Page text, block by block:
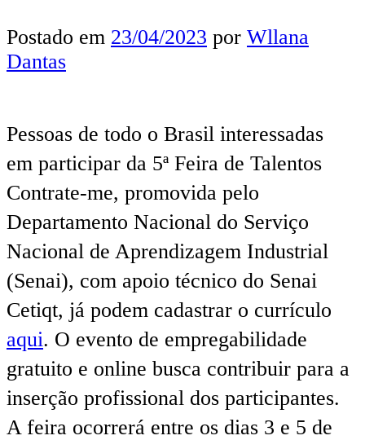
Postado em 23/04/2023 por Wllana
Dantas
Pessoas de todo o Brasil interessadas
em participar da 5ª Feira de Talentos
Contrate-me, promovida pelo
Departamento Nacional do Serviço
Nacional de Aprendizagem Industrial
(Senai), com apoio técnico do Senai
Cetiqt, já podem cadastrar o currículo
aqui. O evento de empregabilidade
gratuito e online busca contribuir para a
inserção profissional dos participantes.
A feira ocorrerá entre os dias 3 e 5 de